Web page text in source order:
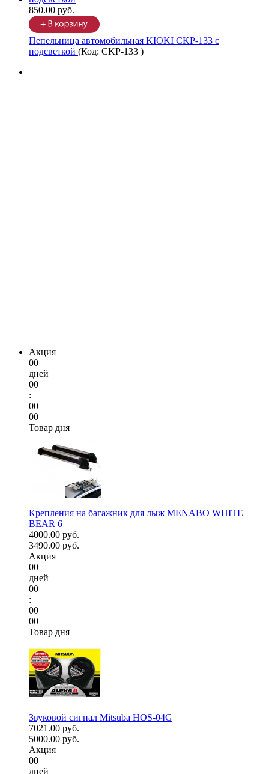
850.00 руб.
Пепельница автомобильная KIOKI CKP-133 с
подсветкой (Код: CKP-133 )
Акция
00
дней
00
:
00
00
Товар дня
Крепления на багажник для лыж MENABO WHITE
BEAR 6
4000.00 руб.
3490.00 руб.
Акция
00
дней
00
:
00
00
Товар дня
Звуковой сигнал Mitsuba HOS-04G
7021.00 руб.
5000.00 руб.
Акция
00
дней